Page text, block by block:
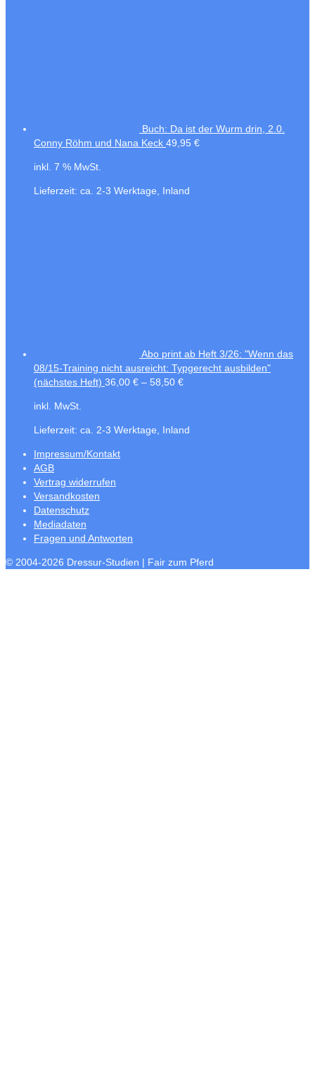
Buch: Da ist der Wurm drin, 2.0.
Conny Röhm und Nana Keck 49,95 €
inkl. 7 % MwSt.
Lieferzeit: ca. 2-3 Werktage, Inland
Abo print ab Heft 3/26: "Wenn das
08/15-Training nicht ausreicht: Typgerecht ausbilden"
(nächstes Heft) 36,00 € – 58,50 €
inkl. MwSt.
Lieferzeit: ca. 2-3 Werktage, Inland
Impressum/Kontakt
AGB
Vertrag widerrufen
Versandkosten
Datenschutz
Mediadaten
Fragen und Antworten
© 2004-2026 Dressur-Studien | Fair zum Pferd